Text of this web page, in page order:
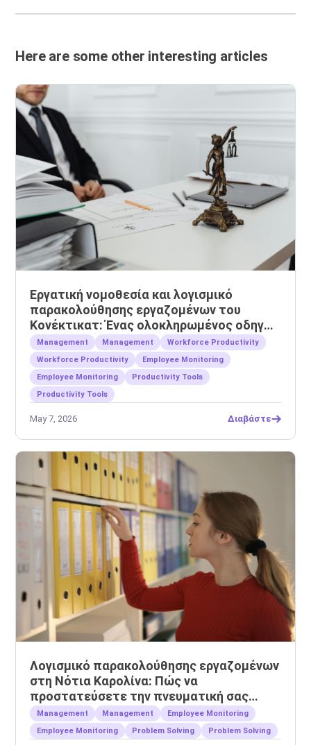
Here are some other interesting articles
Εργατική νομοθεσία και λογισμικό
παρακολούθησης εργαζομένων του
Κονέκτικατ: Ένας ολοκληρωμένος οδηγός
για εργοδότες
Management Management
Workforce Productivity
Workforce Productivity
Employee Monitoring
Employee Monitoring
Productivity Tools
Productivity Tools
May 7, 2026 Διαβάστε
Λογισμικό παρακολούθησης εργαζομένων
στη Νότια Καρολίνα: Πώς να
προστατεύσετε την πνευματική σας
ιδιοκτησία
Management Management
Employee Monitoring
Employee Monitoring
Problem Solving Problem Solving